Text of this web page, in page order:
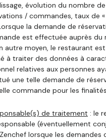
évolution du nombre de
/ commandes, taux de
la demande de
est effectuée auprès du
autre moyen, le restaurant
à traiter des données à
relatives aux personnes
une telle demande de
commande pour les
de traitement : le
(éventuellement
lorsque les demandes